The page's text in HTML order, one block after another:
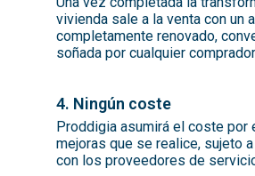
vivienda sale a la venta con un
completamente renovado,
soñada por cualquier comprador
4. Ningún coste
Proddigia asumirá el coste por
mejoras que se realice, sujeto
con los proveedores de